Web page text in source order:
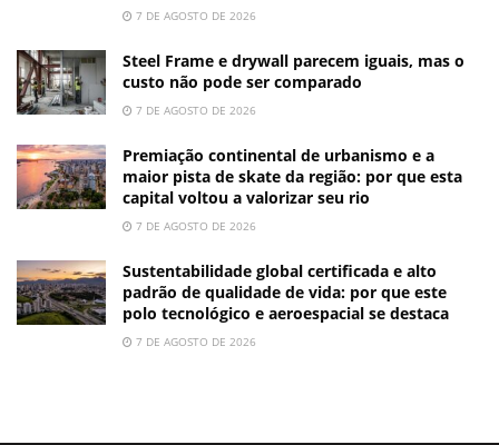
7 DE AGOSTO DE 2026
Steel Frame e drywall parecem iguais, mas o
custo não pode ser comparado
7 DE AGOSTO DE 2026
Premiação continental de urbanismo e a
maior pista de skate da região: por que esta
capital voltou a valorizar seu rio
7 DE AGOSTO DE 2026
Sustentabilidade global certificada e alto
padrão de qualidade de vida: por que este
polo tecnológico e aeroespacial se destaca
7 DE AGOSTO DE 2026